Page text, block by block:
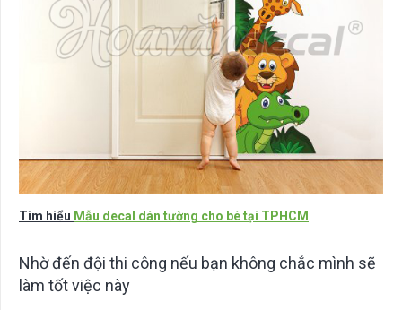
Tìm hiểu Mẫu decal dán tường cho bé tại TPHCM
Nhờ đến đội thi công nếu bạn không chắc mình sẽ
làm tốt việc này